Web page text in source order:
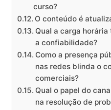
curso?
O conteúdo é
Qual a carga
a confiabilidade?
Como a presença
nas redes blinda o
comerciais?
Qual o papel do
na resolução de